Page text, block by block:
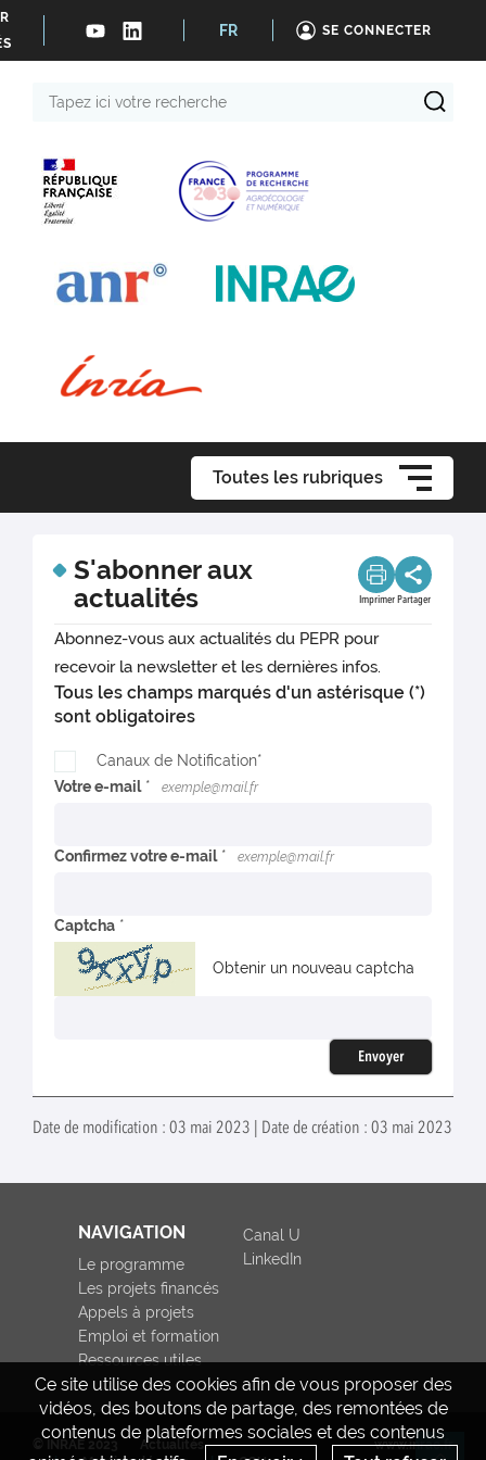
FR SE CONNECTER
recherche
Toutes les rubriques
S'abonner aux
actualités
Imprimer Partager
Abonnez-vous aux actualités du PEPR pour
recevoir la newsletter et les dernières infos.
Tous les champs marqués d'un astérisque (*)
sont obligatoires
Canaux de Notification
Votre e-mail
exemple@mail.fr
Confirmez votre e-mail exemple@mail.fr
Captcha
Obtenir un nouveau captcha
Envoyer
Date de modification : 03 mai 2023 | Date de création : 03 mai 2023
Ce site utilise des cookies afin de vous proposer des
vidéos, des boutons de partage, des remontées de
contenus de plateformes sociales et des contenus
NAVIGATION
Le programme
Les projets financés
Appels à projets
Emploi et formation
Ressources utiles
Canal U
LinkedIn
Actualités
www.inrae.fr